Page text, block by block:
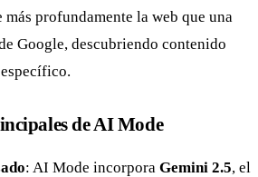
profundamente la web que una
Google, descubriendo contenido
de AI Mode
: AI Mode incorpora Gemini 2.5, el